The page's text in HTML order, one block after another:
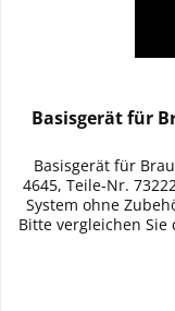
Basisgerät für
Basisgerät für
4645, Teile-Nr.
System ohne
Bitte vergleichen